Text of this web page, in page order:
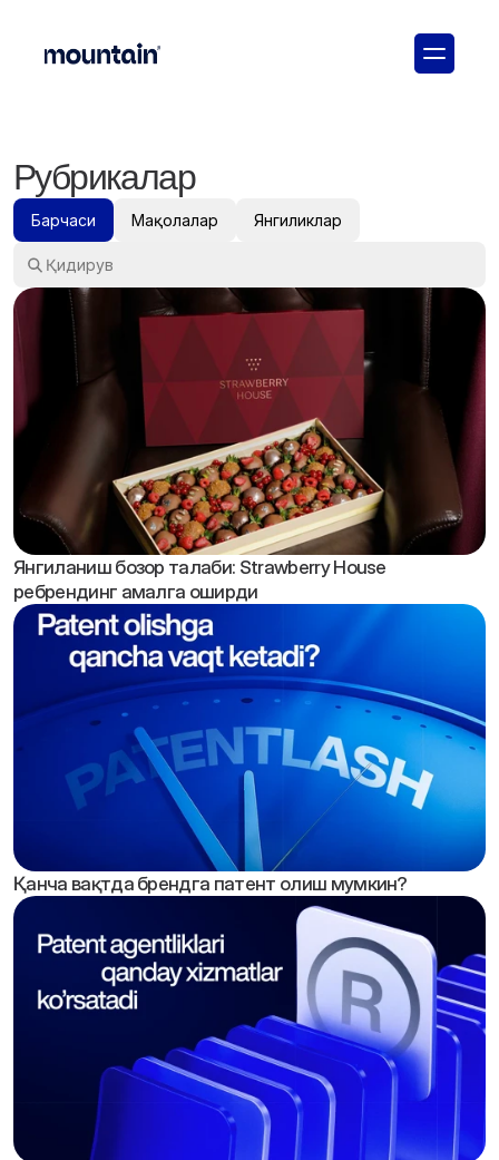
Рубрикалар
Барчаси Мақолалар Янгиликлар
Янгиланиш бозор талаби: Strawberry House
ребрендинг амалга оширди
Қанча вақтда брендга патент олиш мумкин?